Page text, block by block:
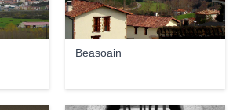
Beasoain